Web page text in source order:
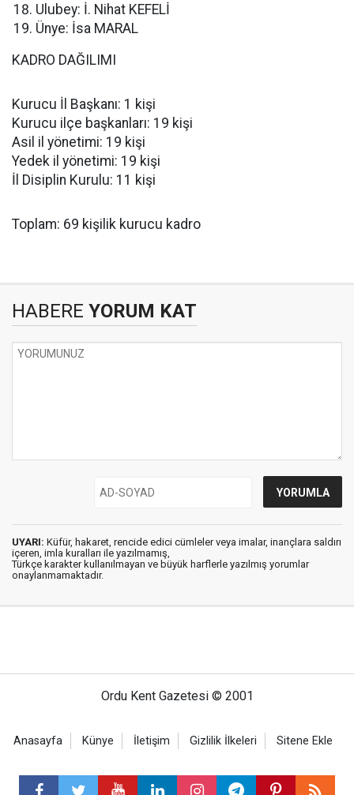
Ulubey: İ. Nihat KEFELİ
Ünye: İsa MARAL
KADRO DAĞILIMI
Kurucu İl Başkanı: 1 kişi
Kurucu ilçe başkanları: 19 kişi
Asil il yönetimi: 19 kişi
Yedek il yönetimi: 19 kişi
İl Disiplin Kurulu: 11 kişi
Toplam: 69 kişilik kurucu kadro
HABERE YORUM KAT
UYARI: Küfür, hakaret, rencide edici cümleler veya imalar, inançlara saldırı
içeren, imla kuralları ile yazılmamış,
Türkçe karakter kullanılmayan ve büyük harflerle yazılmış yorumlar
onaylanmamaktadır.
Ordu Kent Gazetesi © 2001
Anasayfa Künye İletişim Gizlilik İlkeleri Sitene Ekle